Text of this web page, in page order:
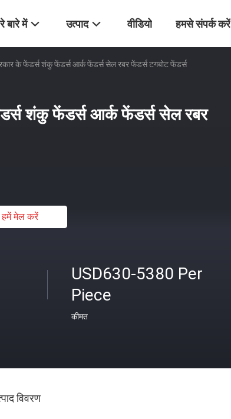
बारे में उत्पाद वीडियो हमसे संपर्क करें
के फेंडर्स शंकु फेंडर्स आर्क फेंडर्स सेल रबर फेंडर्स टगबोट फेंडर्स
शंकु फेंडर्स आर्क फेंडर्स सेल रबर
हमें मेल करें
USD630-5380 Per
Piece
कीमत
विवरण